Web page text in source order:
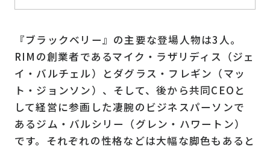
『ブラックベリー』の主要な登場人物は3人。
RIMの創業者であるマイク・ラザリディス（ジェ
イ・バルチェル）とダグラス・フレギン（マッ
ト・ジョンソン）、そして、後から共同CEOと
して経営に参画した凄腕のビジネスパーソンで
あるジム・バルシリー（グレン・ハワートン）
です。それぞれの性格などは大幅な脚色もあると